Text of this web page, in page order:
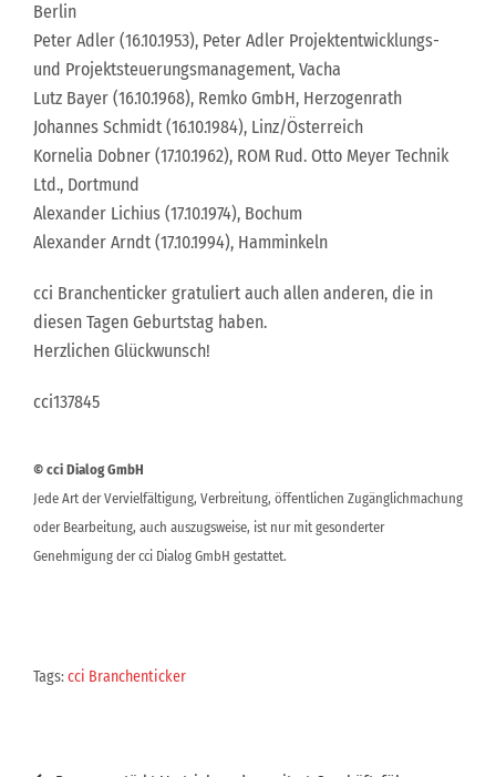
Berlin
Peter Adler (16.10.1953), Peter Adler Projektentwicklungs-
und Projektsteuerungsmanagement, Vacha
Lutz Bayer (16.10.1968), Remko GmbH, Herzogenrath
Johannes Schmidt (16.10.1984), Linz/Österreich
Kornelia Dobner (17.10.1962), ROM Rud. Otto Meyer Technik
Ltd., Dortmund
Alexander Lichius (17.10.1974), Bochum
Alexander Arndt (17.10.1994), Hamminkeln
cci Branchenticker gratuliert auch allen anderen, die in
diesen Tagen Geburtstag haben.
Herzlichen Glückwunsch!
cci137845
© cci Dialog GmbH
Jede Art der Vervielfältigung, Verbreitung, öffentlichen Zugänglichmachung
oder Bearbeitung, auch auszugsweise, ist nur mit gesonderter
Genehmigung der cci Dialog GmbH gestattet.
Tags:cci Branchenticker
Beitragsnavigation